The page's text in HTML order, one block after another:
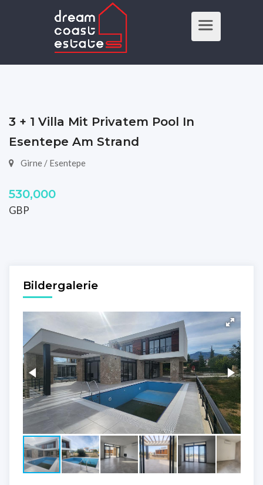
3 + 1 Villa Mit Privatem Pool In
Esentepe Am Strand
Girne / Esentepe
530,000
GBP
Bildergalerie